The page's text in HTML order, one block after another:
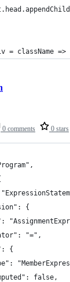
= className =>
0 comments 0 stars
{
"=",
{
false,